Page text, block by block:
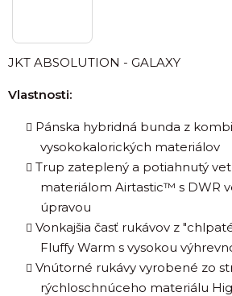
JKT ABSOLUTION - GALAXY
Vlastnosti:
Pánska hybridná bunda z
vysokokalorických materiálov
Trup zateplený a potiahnutý
materiálom Airtastic™ s DWR
úpravou
Vonkajšia časť rukávov z
Fluffy Warm s vysokou
Vnútorné rukávy vyrobené zo
rýchloschnúceho materiálu